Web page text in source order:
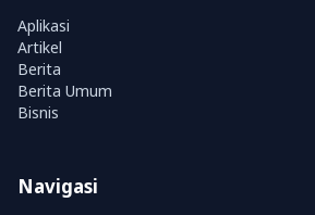
Aplikasi
Artikel
Berita
Berita Umum
Bisnis
Navigasi